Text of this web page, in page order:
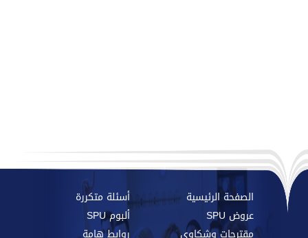
الصفحة الرئيسية
أسئلة متكررة
عروض SPU
ألبوم SPU
مقترحات وشكاوي
روابط هامة